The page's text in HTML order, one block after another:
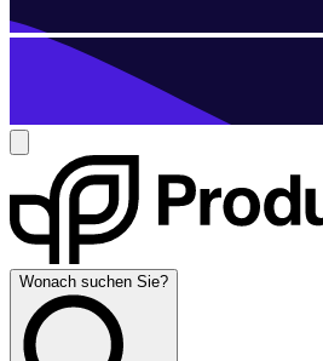
Wonach suchen Sie?